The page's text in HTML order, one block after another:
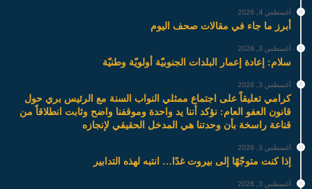
أغسطس 4, 2026
أبرز ما جاء في مقالات صحف اليوم
أغسطس 3, 2026
سلام: إعادة إعمار البلدات الجنوبيّة أولويّة وطنيّة
أغسطس 3, 2026
كرامي تعليقاً على اجتماع ممثلي النواب السنة مع الرئيس بري حول
قانون العفو العام: نؤكد أننا يد واحدة وموقفنا واضح وثابت انطلاقاً من
قناعة راسخة بأن وحدتنا هي المدخل الحقيقي لإنجازه
أغسطس 3, 2026
إذا كنت متوجّهًا إلى بيروت غدًا… انتبه لهذه التدابير
أغسطس 3, 2026